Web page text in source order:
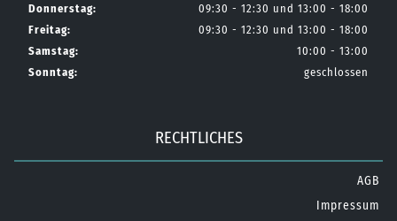
Donnerstag:
09:30 - 12:30 und 13:00 - 18:00
Freitag:
09:30 - 12:30 und 13:00 - 18:00
Samstag:
10:00 - 13:00
Sonntag:
geschlossen
RECHTLICHES
AGB
Impressum